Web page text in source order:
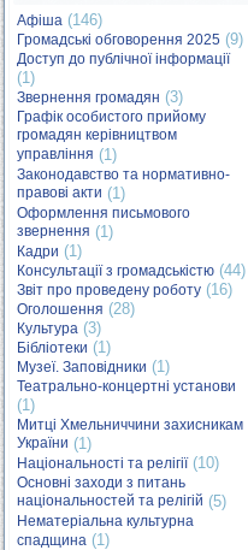
Афіша (146)
Громадські обговорення 2025 (9)
Доступ до публічної інформації
(1)
Звернення громадян (3)
Графік особистого прийому
громадян керівництвом
управління (1)
Законодавство та нормативно-
правові акти (1)
Оформлення письмового
звернення (1)
Кадри (1)
Консультації з громадськістю (44)
Звіт про проведену роботу (16)
Оголошення (28)
Культура (3)
Бібліотеки (1)
Музеї. Заповідники (1)
Театрально-концертні установи
(1)
Митці Хмельниччини захисникам
України (1)
Національності та релігії(10)
Основні заходи з питань
національностей та релігій (5)
Нематеріальна культурна
спадщина (1)